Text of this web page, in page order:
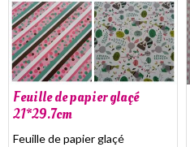
Feuille de papier glaçé
21*29.7cm
Feuille de papier glaçé